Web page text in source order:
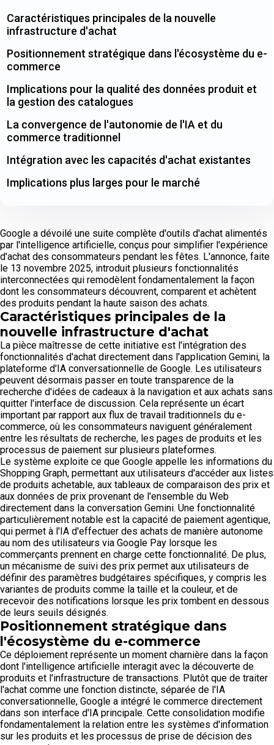
Google a dévoilé une suite complète d'outils d'achat alimentés
par l'intelligence artificielle, conçus pour simplifier l'expérience
d'achat des consommateurs pendant les fêtes. L'annonce, faite
le 13 novembre 2025, introduit plusieurs fonctionnalités
interconnectées qui remodèlent fondamentalement la façon
dont les consommateurs découvrent, comparent et achètent
des produits pendant la haute saison des achats.
Caractéristiques principales de la
nouvelle infrastructure d'achat
La pièce maîtresse de cette initiative est l'intégration des
fonctionnalités d'achat directement dans l'application Gemini, la
plateforme d'IA conversationnelle de Google. Les utilisateurs
peuvent désormais passer en toute transparence de la
recherche d'idées de cadeaux à la navigation et aux achats sans
quitter l'interface de discussion. Cela représente un écart
important par rapport aux flux de travail traditionnels du e-
commerce, où les consommateurs naviguent généralement
entre les résultats de recherche, les pages de produits et les
processus de paiement sur plusieurs plateformes.
Le système exploite ce que Google appelle les informations du
Shopping Graph, permettant aux utilisateurs d'accéder aux listes
de produits achetable, aux tableaux de comparaison des prix et
aux données de prix provenant de l'ensemble du Web
directement dans la conversation Gemini. Une fonctionnalité
particulièrement notable est la capacité de paiement agentique,
qui permet à l'IA d'effectuer des achats de manière autonome
au nom des utilisateurs via Google Pay lorsque les
commerçants prennent en charge cette fonctionnalité. De plus,
un mécanisme de suivi des prix permet aux utilisateurs de
définir des paramètres budgétaires spécifiques, y compris les
variantes de produits comme la taille et la couleur, et de
recevoir des notifications lorsque les prix tombent en dessous
de leurs seuils désignés.
Positionnement stratégique dans
l'écosystème du e-commerce
Ce déploiement représente un moment charnière dans la façon
dont l'intelligence artificielle interagit avec la découverte de
produits et l'infrastructure de transactions. Plutôt que de traiter
l'achat comme une fonction distincte, séparée de l'IA
conversationnelle, Google a intégré le commerce directement
dans son interface d'IA principale. Cette consolidation modifie
fondamentalement la relation entre les systèmes d'information
sur les produits et les processus de prise de décision des
Caractéristiques principales de la nouvelle
infrastructure d'achat
Positionnement stratégique dans l'écosystème du e-
commerce
Implications pour la qualité des données produit et
la gestion des catalogues
La convergence de l'autonomie de l'IA et du
commerce traditionnel
Intégration avec les capacités d'achat existantes
Implications plus larges pour le marché